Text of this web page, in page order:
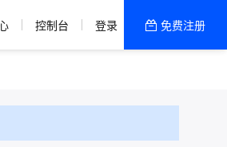
控制台 登录 免费注册